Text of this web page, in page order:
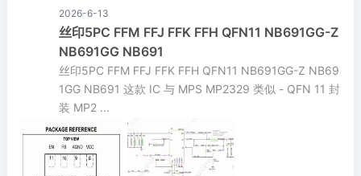
2026-6-13
丝印5PC FFM FFJ FFK FFH QFN11 NB691GG-Z
NB691GG NB691
丝印5PC FFM FFJ FFK FFH QFN11 NB691GG-Z NB69
1GG NB691 这款 IC 与 MPS MP2329 类似 - QFN 11 封
装 MP2 ...